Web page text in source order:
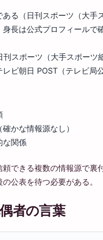
ある（日刊スポーツ（大手
身長は公式プロフィールで
スポーツ（大手スポーツ
ビ朝日 POST（テレビ局
かな情報源なし）
な関係
できる複数の情報源で裏
公表を待つ必要がある。
者の言葉